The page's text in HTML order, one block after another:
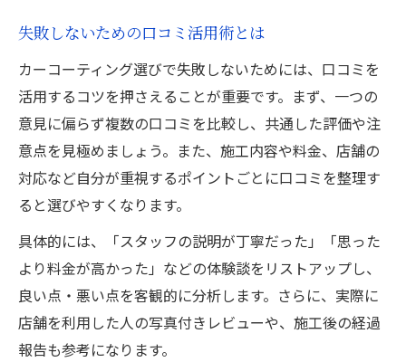
失敗しないための口コミ活用術とは
カーコーティング選びで失敗しないためには、口コミを
活用するコツを押さえることが重要です。まず、一つの
意見に偏らず複数の口コミを比較し、共通した評価や注
意点を見極めましょう。また、施工内容や料金、店舗の
対応など自分が重視するポイントごとに口コミを整理す
ると選びやすくなります。
具体的には、「スタッフの説明が丁寧だった」「思った
より料金が高かった」などの体験談をリストアップし、
良い点・悪い点を客観的に分析します。さらに、実際に
店舗を利用した人の写真付きレビューや、施工後の経過
報告も参考になります。